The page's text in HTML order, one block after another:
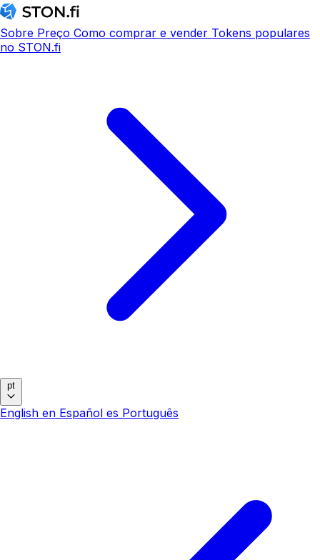
Sobre Preço Como comprar e vender Tokens populares
no STON.fi
pt
English en Español es Português